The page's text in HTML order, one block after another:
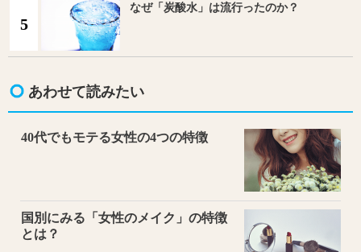
5
なぜ「炭酸水」は流行ったのか？
あわせて読みたい
40代でもモテる女性の4つの特徴
国別にみる「女性のメイク」の特徴
とは？